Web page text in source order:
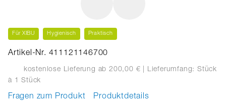
Für XIBU Hygienisch Praktisch
Artikel-Nr. 411121146700
kostenlose Lieferung ab 200,00 € | Lieferumfang: Stück
à 1 Stück
Fragen zum Produkt Produktdetails